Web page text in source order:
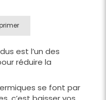
est l’un des
réduire la
se font par